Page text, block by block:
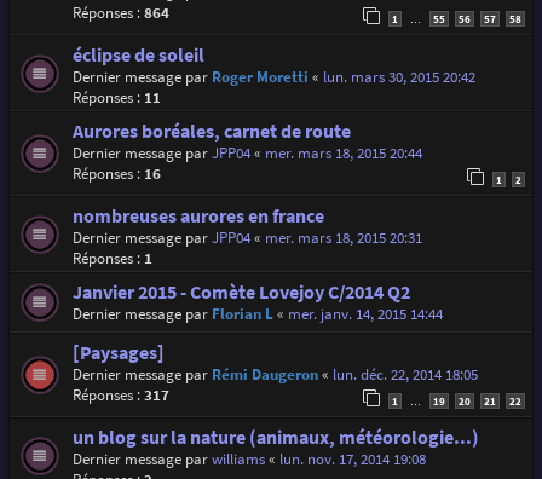
Réponses :864 1 55 56 57 58
éclipse de soleil
Dernier message par Roger Moretti « lun. mars 30, 2015 20:42
Réponses : 11
Aurores boréales, carnet de route
Dernier message parJPP04« mer. mars 18, 2015 20:44
Réponses : 16 1 2
nombreuses aurores en france
Dernier message parJPP04« mer. mars 18, 2015 20:31
Réponses : 1
Janvier 2015 - Comète Lovejoy C/2014 Q2
Dernier message par Florian L« mer. janv. 14, 2015 14:44
[Paysages]
Dernier message par Rémi Daugeron« lun. déc. 22, 2014 18:05
Réponses :317 1 … 19 20 21 22
un blog sur la nature (animaux, météorologie...)
Dernier message parwilliams« lun. nov. 17, 2014 19:08